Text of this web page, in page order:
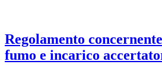
Regolamento
fumo e incarico